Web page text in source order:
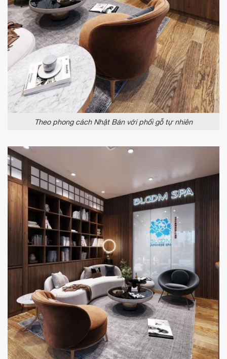
Theo phong cách Nhật Bản với phối gỗ tự nhiên